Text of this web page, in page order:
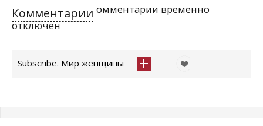
Комментарии омментарии временно
отключен
Subscribe. Мир женщины